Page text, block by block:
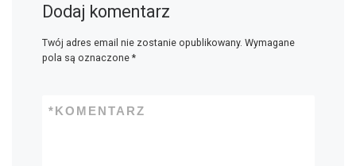
Dodaj komentarz
Twój adres email nie zostanie opublikowany. Wymagane
pola są oznaczone *
KOMENTARZ
*